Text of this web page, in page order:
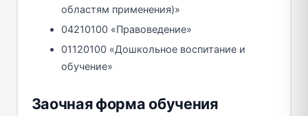
областям применения)»
04210100 «Правоведение»
01120100 «Дошкольное воспитание и
обучение»
Заочная форма обучения